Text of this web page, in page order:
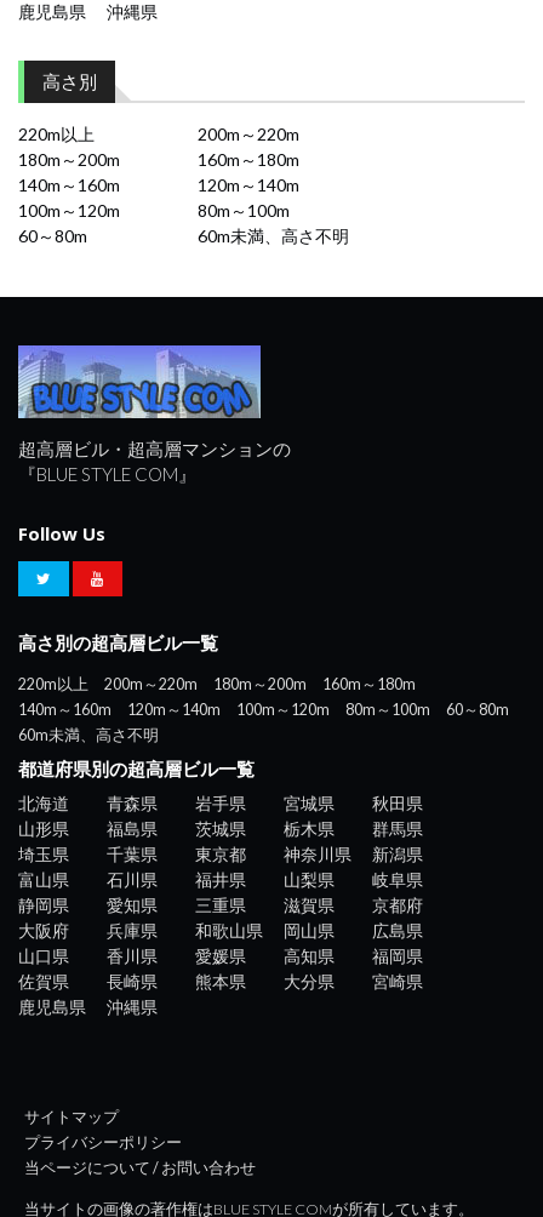
鹿児島県
沖縄県
高さ別
220m以上
200m～220m
180m～200m
160m～180m
140m～160m
120m～140m
100m～120m
80m～100m
60～80m
60m未満、高さ不明
超高層ビル・超高層マンションの
『BLUE STYLE COM』
Follow Us
高さ別の超高層ビル一覧
220m以上 200m～220m 180m～200m
160m～180m
140m～160m
120m～140m 100m～120m 80m～100m
60～80m
60m未満、高さ不明
都道府県別の超高層ビル一覧
北海道 青森県 岩手県 宮城県
秋田県
山形県
福島県 茨城県 栃木県
群馬県
埼玉県
千葉県 東京都 神奈川県
新潟県
富山県
石川県 福井県 山梨県
岐阜県
静岡県
愛知県 三重県 滋賀県
京都府
大阪府
兵庫県 和歌山県 岡山県
広島県
山口県
香川県 愛媛県 高知県
福岡県
佐賀県
長崎県 熊本県 大分県
宮崎県
鹿児島県
沖縄県
サイトマップ
プライバシーポリシー
当ページについて / お問い合わせ
当サイトの画像の著作権はBLUE STYLE COMが所有しています。